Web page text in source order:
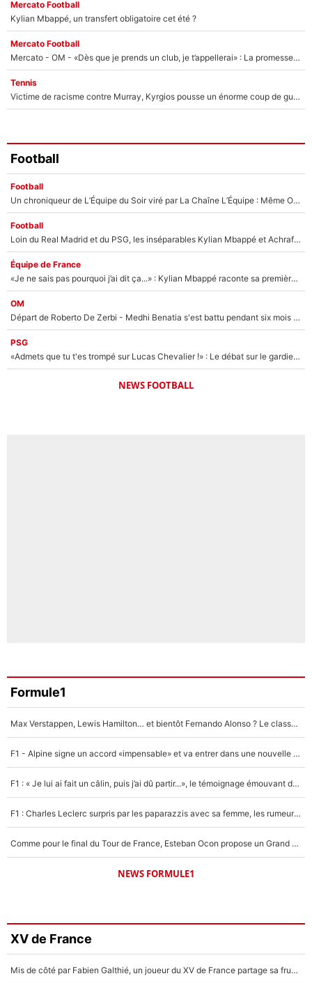
Mercato Football
Kylian Mbappé, un transfert obligatoire cet été ?
Mercato Football
Mercato - OM - «Dès que je prends un club, je t’appellerai» : La promesse de Marcelino au moment de claquer la porte
Tennis
Victime de racisme contre Murray, Kyrgios pousse un énorme coup de gueule !
Football
Football
Un chroniqueur de L’Équipe du Soir viré par La Chaîne L’Équipe : Même Olivier Ménard n’avait pas pu empêcher son départ, «je l’ai appris sur Twitter, je l’ai vécu assez mal»
Football
Loin du Real Madrid et du PSG, les inséparables Kylian Mbappé et Achraf Hakimi changent d'équipe le temps d'une journée !
Équipe de France
«Je ne sais pas pourquoi j’ai dit ça...» : Kylian Mbappé raconte sa première rencontre avec Zinédine Zidane (et c’est très drôle)
OM
Départ de Roberto De Zerbi - Medhi Benatia s'est battu pendant six mois pour le retenir à l'OM, le PSG a été le naufrage de trop : «Je pars avec toi»
PSG
«Admets que tu t'es trompé sur Lucas Chevalier !» : Le débat sur le gardien du PSG vire au clash à l'After Foot
NEWS FOOTBALL
Formule1
Max Verstappen, Lewis Hamilton… et bientôt Fernando Alonso ? Le classement des pilotes les mieux payés en Formule 1 risque de changer !
F1 - Alpine signe un accord «impensable» et va entrer dans une nouvelle dimension : Grande nouvelle pour Pierre Gasly !
F1 : « Je lui ai fait un câlin, puis j’ai dû partir...», le témoignage émouvant de Max Verstappen sur sa fille
F1 : Charles Leclerc surpris par les paparazzis avec sa femme, les rumeurs étaient vraies !
Comme pour le final du Tour de France, Esteban Ocon propose un Grand Prix de Formule 1 à Paris : «Autour de l’Arc de Triomphe, ce serait génial» !
NEWS FORMULE1
XV de France
Mis de côté par Fabien Galthié, un joueur du XV de France partage sa frustration : «ils ne me l’ont pas dit tout de suite»